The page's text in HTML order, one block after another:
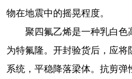
物在地震中的摇晃程度。
聚四氟乙烯是一种乳白色
为特氟隆。开封验货后，应
系统，平稳降落梁体。抗剪